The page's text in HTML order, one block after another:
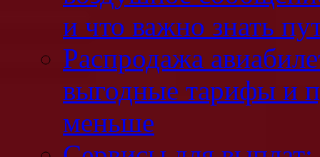
и что важно знать
Распродажа
выгодные тарифы и
меньше